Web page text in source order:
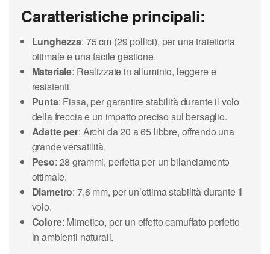
Caratteristiche principali:
Lunghezza: 75 cm (29 pollici), per una traiettoria
ottimale e una facile gestione.
Materiale: Realizzate in alluminio, leggere e
resistenti.
Punta: Fissa, per garantire stabilità durante il volo
della freccia e un impatto preciso sul bersaglio.
Adatte per: Archi da 20 a 65 libbre, offrendo una
grande versatilità.
Peso: 28 grammi, perfetta per un bilanciamento
ottimale.
Diametro: 7,6 mm, per un’ottima stabilità durante il
volo.
Colore: Mimetico, per un effetto camuffato perfetto
in ambienti naturali.